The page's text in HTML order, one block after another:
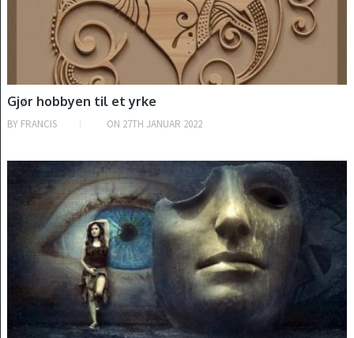
Gjør hobbyen til et yrke
BY FRANCIS ON 27TH JANUAR 2022
INTRODUKSJON